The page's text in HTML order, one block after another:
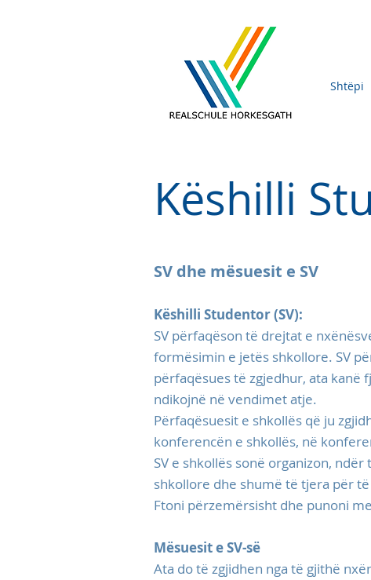
Shtëpi
Këshilli
SV dhe mësuesit e SV
Këshilli Studentor (SV):
SV përfaqëson të drejtat e
formësimin e jetës shkollore. SV
përfaqësues të zgjedhur, ata kanë
ndikojnë në vendimet atje.
Përfaqësuesit e shkollës që ju
konferencën e shkollës, në
SV e shkollës sonë organizon,
shkollore dhe shumë të tjera për
Ftoni përzemërsisht dhe punoni
Mësuesit e SV-së
Ata do të zgjidhen nga të gjithë